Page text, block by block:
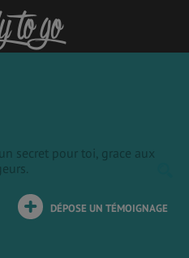
secret pour toi, grace aux
DÉPOSE UN TÉMOIGNAGE